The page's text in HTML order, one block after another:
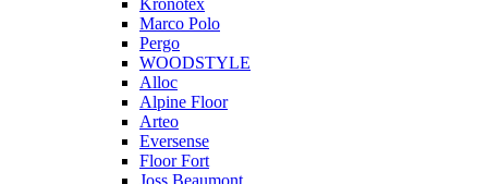
Kronotex
Marco Polo
Pergo
WOODSTYLE
Alloc
Alpine Floor
Arteo
Eversense
Floor Fort
Joss Beaumont